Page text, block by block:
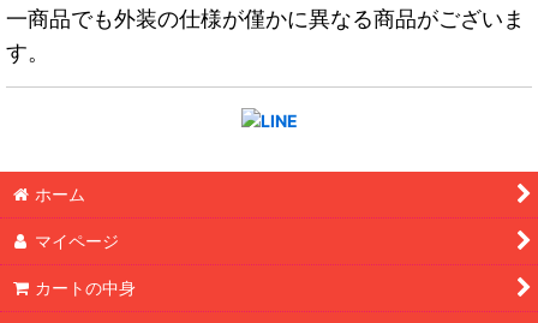
一商品でも外装の仕様が僅かに異なる商品がございま
す。
ホーム
マイページ
カートの中身